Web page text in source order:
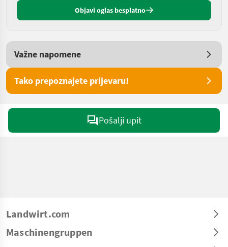
Objavi oglas besplatno
Važne napomene
Tako prepoznajete prijevaru!
Pošalji upit
Landwirt.com
Maschinengruppen